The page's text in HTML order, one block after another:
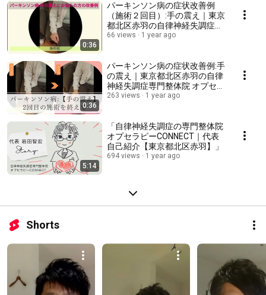
0:36
パーキンソン病の症状改善例
（施術２回目）:手の震え｜東京
都北区赤羽の自律神経失調症専
門整体院 オプセラピー
66 views 1 year ago
0:36
パーキンソン病の症状改善例:手
の震え｜東京都北区赤羽の自律
神経失調症専門整体院 オプセラ
ピーCONNECT
263 views 1 year ago
5:14
「自律神経失調症の専門整体院
オプセラピーCONNECT｜代表
自己紹介【東京都北区赤羽】」
694 views 1 year ago
Shorts